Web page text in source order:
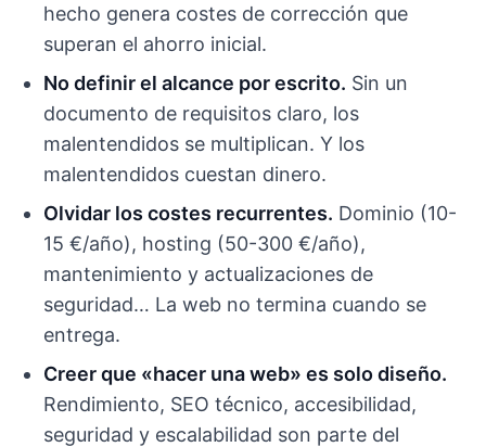
hecho genera costes de corrección que
superan el ahorro inicial.
No definir el alcance por escrito. Sin un
documento de requisitos claro, los
malentendidos se multiplican. Y los
malentendidos cuestan dinero.
Olvidar los costes recurrentes. Dominio (10-
15 €/año), hosting (50-300 €/año),
mantenimiento y actualizaciones de
seguridad… La web no termina cuando se
entrega.
Creer que «hacer una web» es solo diseño.
Rendimiento, SEO técnico, accesibilidad,
seguridad y escalabilidad son parte del